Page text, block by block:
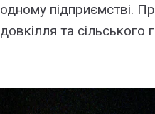
одному підприємстві.
довкілля та